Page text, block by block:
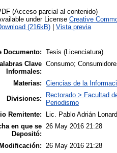
(Acceso parcial al contenido)
under License Creative
(216kB)
Vista previa
Documento: Tesis (Licenciatura)
Clave
Informales:
Consumo;
Materias: Ciencias de la
Divisiones:
Rectorado > Facultad
Periodismo
Remitente:
Lic. Pablo Adrián
en que se
Depositó:
26 May 2016 21:28
26 May 2016 21:28